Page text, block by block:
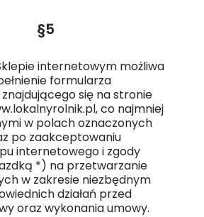
§5
internetowym możliwa
formularza
się na stronie
co najmniej
w polach oznaczonych
po zaakceptowaniu
internetowego i zgody
*) na przetwarzanie
w zakresie niezbędnym
działań przed
oraz wykonania umowy.